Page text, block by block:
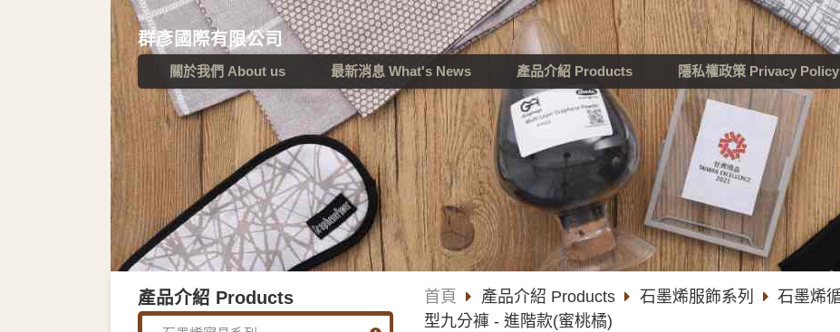
群彥國際有限公司
關於我們 About us 最新消息 What's News 產品介紹 Products 隱私權政策 Privacy Policy
產品介紹 Products 首頁 產品介紹 Products 石墨烯服飾系列 石墨烯
型九分褲 - 進階款(蜜桃橘)